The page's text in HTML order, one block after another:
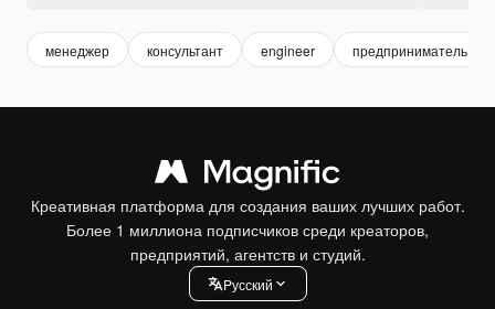
менеджер консультант engineer предприниматель
Креативная платформа для создания ваших лучших работ.
Более 1 миллиона подписчиков среди креаторов,
предприятий, агентств и студий.
Pусский